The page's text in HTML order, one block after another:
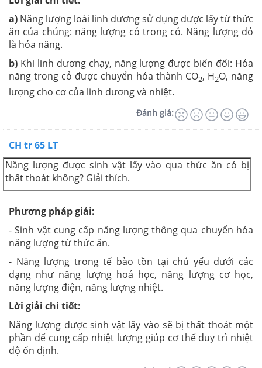
a) Năng lượng loài linh dương sử dụng được lấy từ thức
ăn của chúng: năng lượng có trong cỏ. Năng lượng đó
là hóa năng.
b) Khi linh dương chạy, năng lượng được biến đổi: Hóa
năng trong cỏ được chuyển hóa thành CO2, H2O, năng
lượng cho cơ của linh dương và nhiệt.
Đánh giá:
CH tr 65 LT
Năng lượng được sinh vật lấy vào qua thức ăn có bị
thất thoát không? Giải thích.
Phương pháp giải:
- Sinh vật cung cấp năng lượng thông qua chuyển hóa
năng lượng từ thức ăn.
- Năng lượng trong tế bào tồn tại chủ yếu dưới các
dạng như năng lượng hoá học, năng lượng cơ học,
năng lượng điện, năng lượng nhiệt.
Lời giải chi tiết:
Năng lượng được sinh vật lấy vào sẽ bị thất thoát một
phần để cung cấp nhiệt lượng giúp cơ thể duy trì nhiệt
độ ổn định.